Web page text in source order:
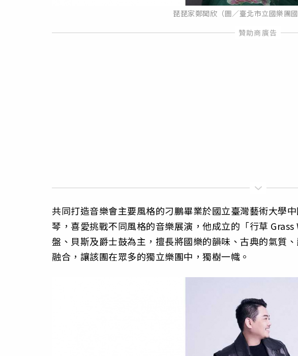
琵琵家鄭聞欣（圖／臺北市立國樂團
共同打造音樂會主要風格的刁鵬畢業於國立臺灣藝術大學
琴，喜愛挑戰不同風格的音樂展演，他成立的「行草
盤、貝斯及爵士鼓為主，擅長將國樂的韻味、古典的氣質
融合，讓該團在眾多的獨立樂團中，獨樹一幟。